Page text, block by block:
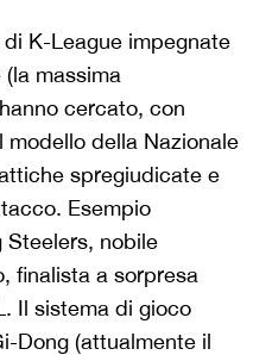
K-League impegnate
massima
cercato, con
della Nazionale
spregiudicate e
Esempio
Steelers, nobile
finalista a sorpresa
Il sistema di gioco
Dong (attualmente il